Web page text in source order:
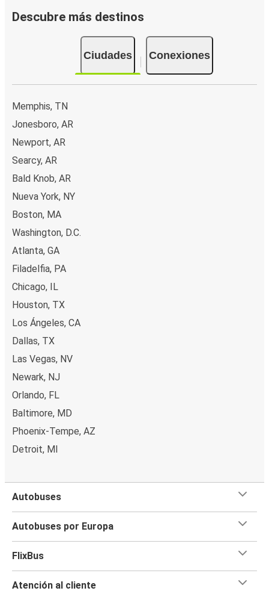
Descubre más destinos
Ciudades Conexiones
Memphis, TN
Jonesboro, AR
Newport, AR
Searcy, AR
Bald Knob, AR
Nueva York, NY
Boston, MA
Washington, D.C.
Atlanta, GA
Filadelfia, PA
Chicago, IL
Houston, TX
Los Ángeles, CA
Dallas, TX
Las Vegas, NV
Newark, NJ
Orlando, FL
Baltimore, MD
Phoenix-Tempe, AZ
Detroit, MI
Autobuses
Autobuses por Europa
FlixBus
Atención al cliente